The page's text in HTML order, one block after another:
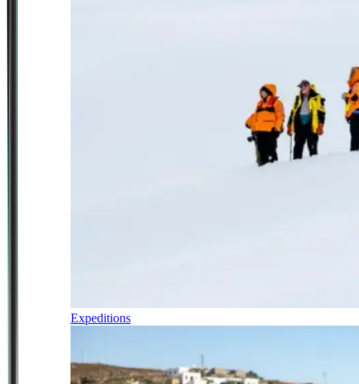
Expeditions